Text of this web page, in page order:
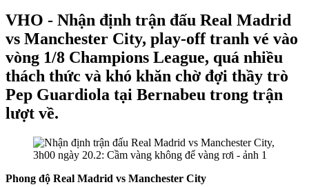
VHO - Nhận định trận đấu Real Madrid
vs Manchester City, play-off tranh vé vào
vòng 1/8 Champions League, quá nhiều
thách thức và khó khăn chờ đợi thầy trò
Pep Guardiola tại Bernabeu trong trận
lượt về.
Phong độ Real Madrid vs Manchester City